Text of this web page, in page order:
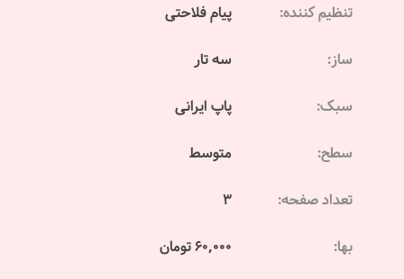
تنظیم کننده: پیام فلاحتی
ساز: سه تار
سبک: پاپ ایرانی
سطح: متوسط
تعداد صفحه: 3
بها: 60,000 تومان